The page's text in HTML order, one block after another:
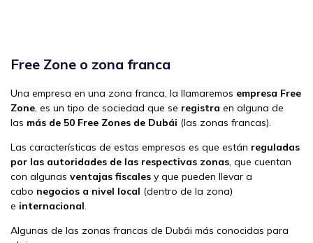
Free Zone o zona franca
Una empresa en una zona franca, la llamaremos empresa Free
Zone, es un tipo de sociedad que se registra en alguna de
las más de 50 Free Zones de Dubái (las zonas francas).
Las características de estas empresas es que están reguladas
por las autoridades de las respectivas zonas, que cuentan
con algunas ventajas fiscales y que pueden llevar a
cabo negocios a nivel local (dentro de la zona)
e internacional.
Algunas de las zonas francas de Dubái más conocidas para